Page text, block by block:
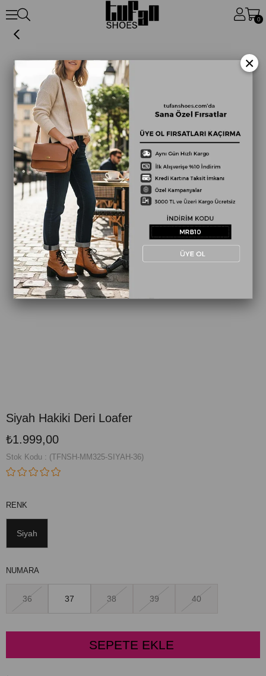
0
Siyah Hakiki Deri Loafer
Siyah Hakiki Deri Loafer
₺1.999,00
Stok Kodu (TFNSH-MM325-SIYAH-36)
RENK
Siyah
NUMARA
36 37 38 39 40
×